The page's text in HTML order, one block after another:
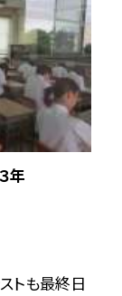
年
ストも最終日